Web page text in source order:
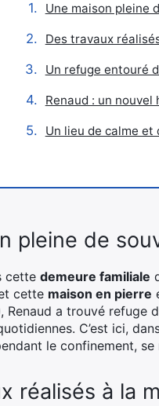
Une maison pleine
Des travaux
Un refuge entouré
Renaud : un
Un lieu de calme
pleine de
cette demeure familiale
cette maison en pierre
Renaud a trouvé refuge
C’est ici,
le confinement,
réalisés à la